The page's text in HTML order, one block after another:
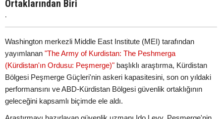
Ortaklarından Biri
.
Washington merkezli Middle East Institute (MEI) tarafından
yayımlanan "The Army of Kurdistan: The Peshmerga
(Kürdistan'ın Ordusu: Peşmerge)" başlıklı araştırma, Kürdistan
Bölgesi Peşmerge Güçleri'nin askeri kapasitesini, son on yıldaki
performansını ve ABD-Kürdistan Bölgesi güvenlik ortaklığının
geleceğini kapsamlı biçimde ele aldı.